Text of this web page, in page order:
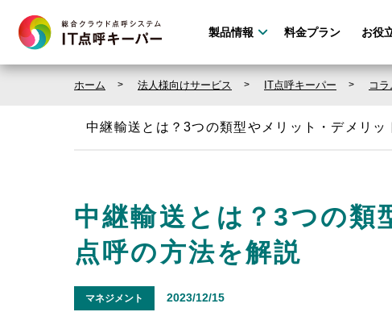
製品情報 料金プラン お役
ホーム 法人様向けサービス IT点呼キーパー コ
中継輸送とは？3つの類型やメリット・デメリ
中継輸送とは？3つの類
点呼の方法を解説
マネジメント 2023/12/15